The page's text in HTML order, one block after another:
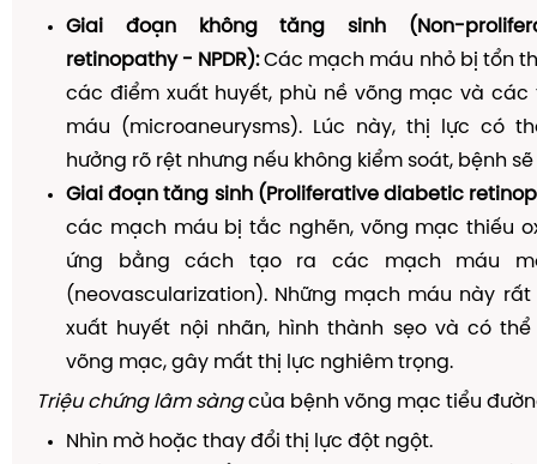
Giai đoạn không tăng sinh (Non-
retinopathy - NPDR):Các mạch máu nhỏ bị tổn
các điểm xuất huyết, phù nề võng mạc và các
máu (microaneurysms). Lúc này, thị lực có
hưởng rõ rệt nhưng nếu không kiểm soát, bệnh
Giai đoạn tăng sinh (Proliferative diabetic
các mạch máu bị tắc nghẽn, võng mạc thiếu
ứng bằng cách tạo ra các mạch máu
(neovascularization). Những mạch máu này
xuất huyết nội nhãn, hình thành sẹo và có
võng mạc, gây mất thị lực nghiêm trọng.
Triệu chứng lâm sàngcủa bệnh võng mạc tiểu
Nhìn mờ hoặc thay đổi thị lực đột ngột.